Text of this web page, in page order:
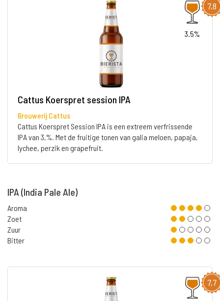
7,8
3.5%
Cattus Koerspret session IPA
Brouwerij Cattus
Cattus Koerspret Session IPA is een extreem verfrissende
IPA van 3,%. Met de fruitige tonen van galia meloen, papaja,
lychee, perzik en grapefruit.
IPA (India Pale Ale)
Aroma
Zoet
Zuur
Bitter
7,7